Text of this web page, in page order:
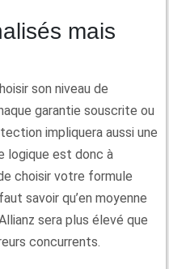
son niveau de
garantie souscrite ou
impliquera aussi une
logique est donc à
choisir votre formule
savoir qu’en moyenne
sera plus élevé que
concurrents.